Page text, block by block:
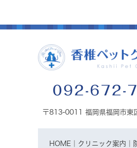
092-672-
〒813-0011 福岡県福岡市東
HOME クリニック案内